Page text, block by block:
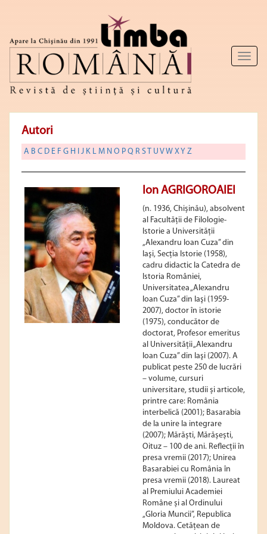
Toggle
Autori
A B C D E F G H I J K L M N O P Q R S T U VW X Y Z
Ion AGRIGOROAIEI
(n. 1936, Chișinău), absolvent
al Facultății de Filologie-
Istorie a Universității
„Alexandru Ioan Cuza” din
Iaşi, Secţia Istorie (1958),
cadru didactic la Catedra de
Istoria României,
Universitatea „Alexandru
Ioan Cuza” din Iaşi (1959-
2007), doctor în istorie
(1975), conducător de
doctorat, Profesor emeritus
al Universităţii „Alexandru
Ioan Cuza” din Iaşi (2007). A
publicat peste 250 de lucrări
– volume, cursuri
universitare, studii și articole,
printre care: România
interbelică (2001); Basarabia
de la unire la integrare
(2007); Mărăști, Mărășești,
Oituz – 100 de ani. Reflecții în
presa vremii (2017); Unirea
Basarabiei cu România în
presa vremii (2018). Laureat
al Premiului Academiei
Române și al Ordinului
„Gloria Muncii”, Republica
Moldova. Cetățean de